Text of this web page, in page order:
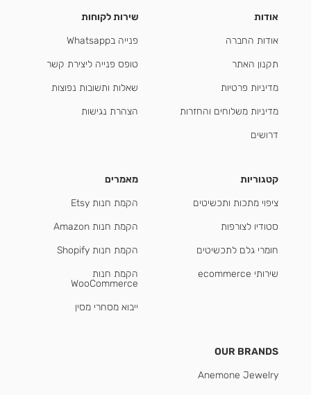
אודות
אודות החברה
תקנון האתר
מדיניות פרטיות
מדיניות משלוחים והחזרות
דרושים
שירות לקוחות
פנייה בWhatsapp
טופס פנייה ליצירת קשר
שאלות ותשובות נפוצות
הצהרת נגישות
קטגוריות
ציפוי מתכות ותכשיטים
סטודיו לצורפות
חומרי גלם לתכשיטים
שירותי ecommerce
מאמרים
הקמת חנות Etsy
הקמת חנות Amazon
הקמת חנות Shopify
הקמת חנות
WooCommerce
ייבוא מסחרי מסין
OUR BRANDS
Anemone Jewelry